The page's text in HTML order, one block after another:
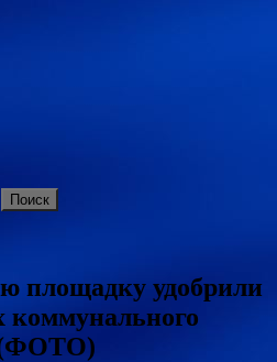
площадку удобрили
коммунального
(ФОТО)